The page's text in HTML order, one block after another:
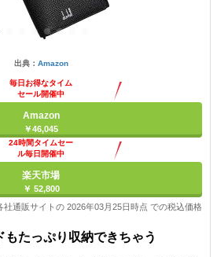
出典： Amazon
毎日お得なタイム
セール開催中
Amazon
￥46,045
24時間タイムセー
ル毎日開催中
楽天市場
￥ 52,800
通販サイトの 2026年03月25日時点 での税込価格
もたっぷり収納できちゃう